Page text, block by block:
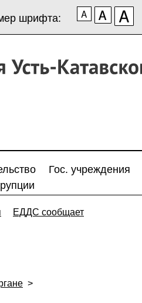
шрифта:
Гос. учреждения
ЕДДС сообщает
>